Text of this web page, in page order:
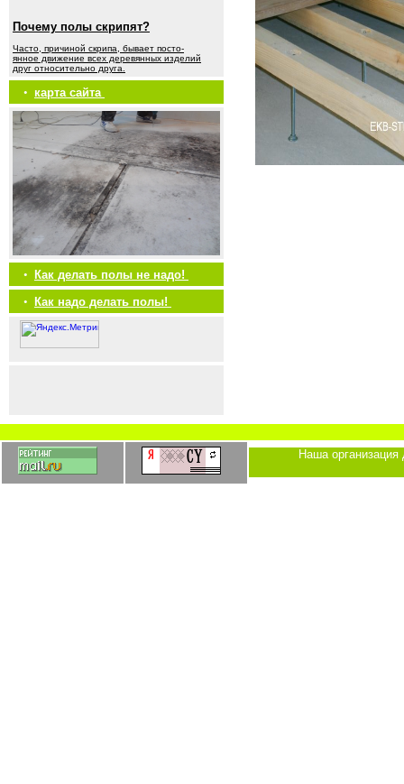
Почему полы скрипят?
Часто, причиной скрипа, бывает посто-
янное движение всех деревянных изделий
друг относительно друга.
• карта сайта
•
Как делать полы не надо!
•
Как надо делать полы!
Наша